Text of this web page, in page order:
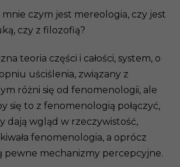
czym jest mereologia, czy jest
czy z filozofią?
teoria części i całości, system, o
uściślenia, związany z
różni się od fenomenologii, ale
się to z fenomenologią połączyć,
dają wgląd w rzeczywistość,
fenomenologia, a oprócz
pewne mechanizmy percepcyjne.